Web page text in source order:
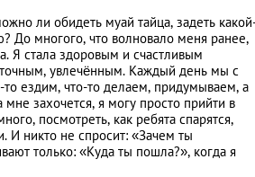
ли обидеть муай тайца, задеть
До многого, что волновало меня ранее,
Я стала здоровым и счастливым
увлечённым. Каждый день мы с
то ездим, что-то делаем, придумываем, а
захочется, я могу просто прийти в
посмотреть, как ребята спарятся,
И никто не спросит: «Зачем ты
только: «Куда ты пошла?», когда я